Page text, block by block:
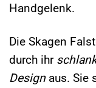
Handgelenk.
Die Skagen
durch ihr
Designaus. Sie